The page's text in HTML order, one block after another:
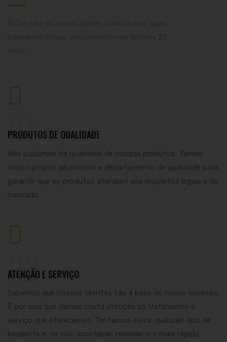
01
PRODUTOS DE QUALIDADE
Nós cuidamos da qualidade de nossos produtos. Temos
nosso próprio laboratório e departamento de qualidade para
garantir que os produtos atendam aos requisitos legais e do
mercado.
02
ATENÇÃO E SERVIÇO
Sabemos que nossos clientes são a base do nosso sucesso.
É por isso que damos muita atenção ao tratamento e
serviço que oferecemos. Tentamos evitar qualquer tipo de
incidente e, se isso acontecer, resolver-o o mais rápido